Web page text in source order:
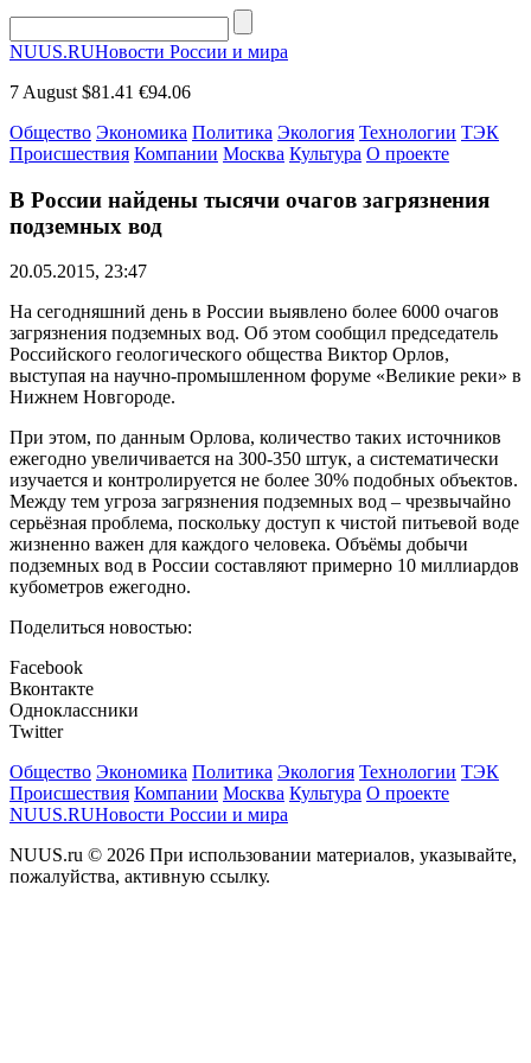
NUUS.RUНовости России и мира
7 August $81.41 €94.06
Общество Экономика Политика Экология Технологии ТЭК
Происшествия Компании Москва Культура О проекте
В России найдены тысячи очагов загрязнения
подземных вод
20.05.2015, 23:47
На сегодняшний день в России выявлено более 6000 очагов
загрязнения подземных вод. Об этом сообщил председатель
Российского геологического общества Виктор Орлов,
выступая на научно-промышленном форуме «Великие реки» в
Нижнем Новгороде.
При этом, по данным Орлова, количество таких источников
ежегодно увеличивается на 300-350 штук, а систематически
изучается и контролируется не более 30% подобных объектов.
Между тем угроза загрязнения подземных вод – чрезвычайно
серьёзная проблема, поскольку доступ к чистой питьевой воде
жизненно важен для каждого человека. Объёмы добычи
подземных вод в России составляют примерно 10 миллиардов
кубометров ежегодно.
Поделиться новостью:
Facebook
Вконтакте
Одноклассники
Twitter
Общество Экономика Политика Экология Технологии ТЭК
Происшествия Компании Москва Культура О проекте
NUUS.RUНовости России и мира
NUUS.ru © 2026 При использовании материалов, указывайте,
пожалуйства, активную ссылку.